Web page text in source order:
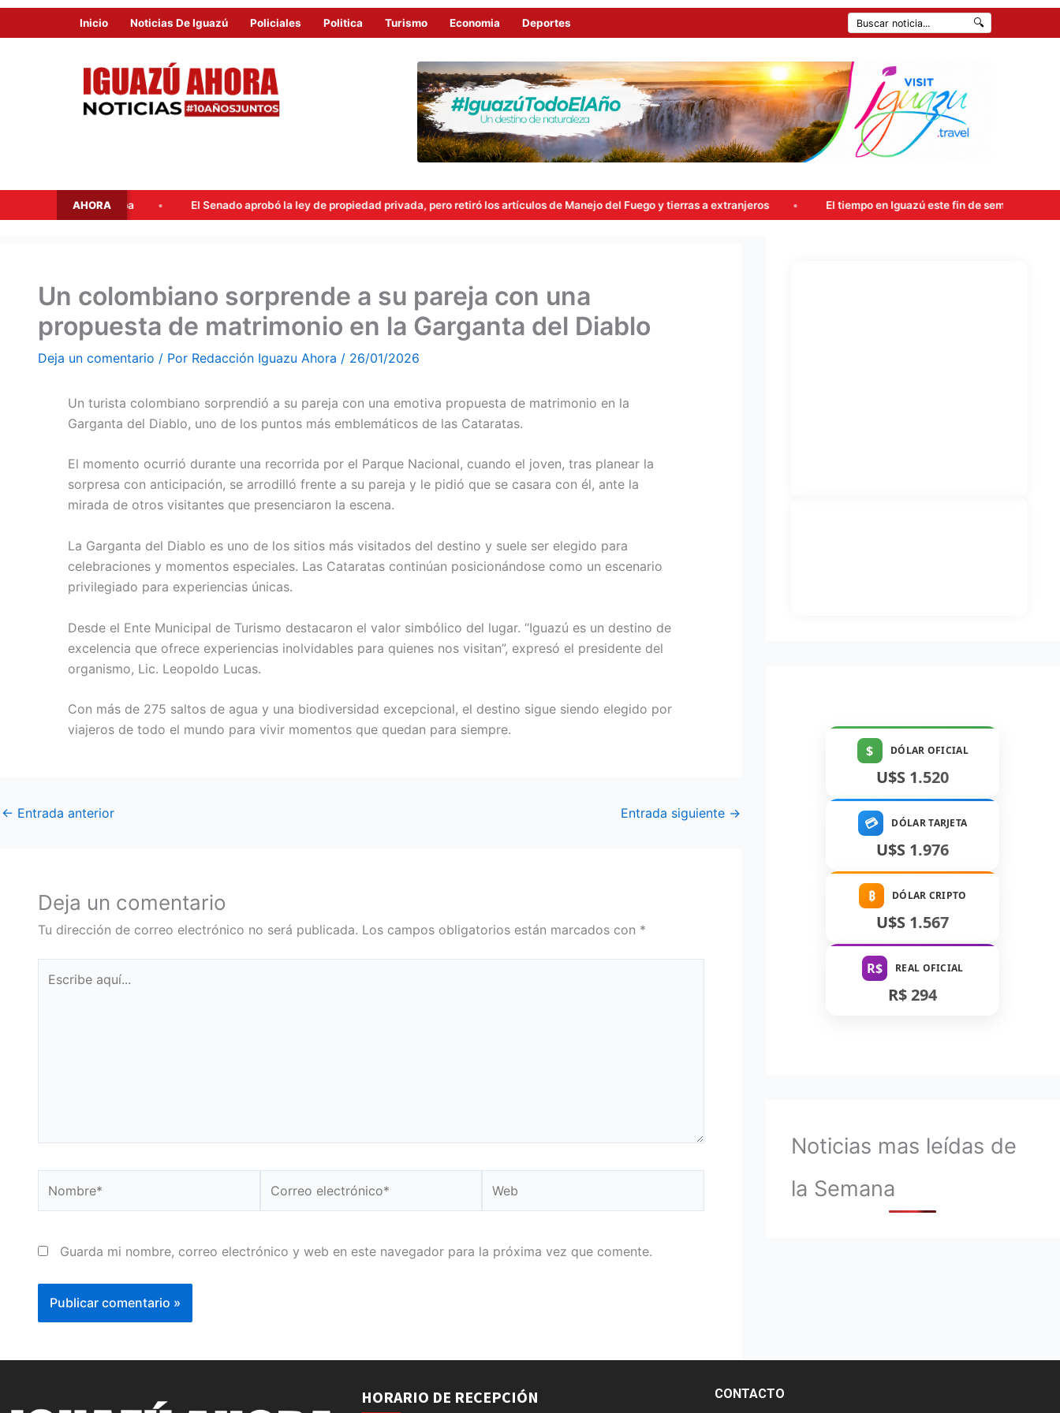
Inicio Noticias De Iguazú Policiales Politica Turismo Economia Deportes 🔍
AHORAEl Senado aprobó la ley de propiedad privada, pero retiró los artículos de Manejo del Fuego y tierras a extranjeros El tiempo en Iguazú este fin de semana: probables lluvias y
Un colombiano sorprende a su pareja con una
propuesta de matrimonio en la Garganta del Diablo
Deja un comentario / Por Redacción Iguazu Ahora / 26/01/2026
Un turista colombiano sorprendió a su pareja con una emotiva propuesta de matrimonio en la
Garganta del Diablo, uno de los puntos más emblemáticos de las Cataratas.
El momento ocurrió durante una recorrida por el Parque Nacional, cuando el joven, tras planear la
sorpresa con anticipación, se arrodilló frente a su pareja y le pidió que se casara con él, ante la
mirada de otros visitantes que presenciaron la escena.
La Garganta del Diablo es uno de los sitios más visitados del destino y suele ser elegido para
celebraciones y momentos especiales. Las Cataratas continúan posicionándose como un escenario
privilegiado para experiencias únicas.
Desde el Ente Municipal de Turismo destacaron el valor simbólico del lugar. “Iguazú es un destino de
excelencia que ofrece experiencias inolvidables para quienes nos visitan”, expresó el presidente del
organismo, Lic. Leopoldo Lucas.
Con más de 275 saltos de agua y una biodiversidad excepcional, el destino sigue siendo elegido por
viajeros de todo el mundo para vivir momentos que quedan para siempre.
← Entrada anterior Entrada siguiente →
Deja un comentario
Tu dirección de correo electrónico no será publicada. Los campos obligatorios están marcados con *
aquí...
electrónico*
Guarda mi nombre, correo electrónico y web en este navegador para la próxima vez que comente.
$ DÓLAR OFICIAL
U$S 1.520
💳 DÓLAR TARJETA
U$S 1.976
₿ DÓLAR CRIPTO
U$S 1.567
R$ REAL OFICIAL
R$ 294
Noticias mas leídas de
la Semana
HORARIO DE RECEPCIÓN CONTACTO